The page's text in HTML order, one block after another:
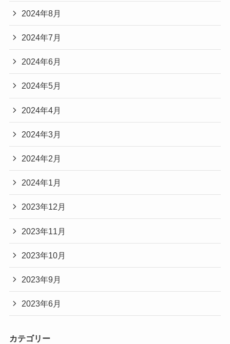
2024年8月
2024年7月
2024年6月
2024年5月
2024年4月
2024年3月
2024年2月
2024年1月
2023年12月
2023年11月
2023年10月
2023年9月
2023年6月
カテゴリー